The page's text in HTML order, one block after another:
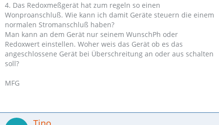
4. Das Redoxmeßgerät hat zum regeln so einen
Wonproanschluß. Wie kann ich damit Geräte steuern die einem
normalen Stromanschluß haben?
Man kann an dem Gerät nur seinem WunschPh oder
Redoxwert einstellen. Woher weis das Gerät ob es das
angeschlossene Gerät bei Überschreitung an oder aus schalten
soll?
MFG